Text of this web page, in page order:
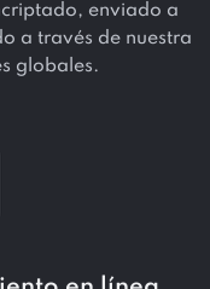
enviado a
a través de nuestra
globales.